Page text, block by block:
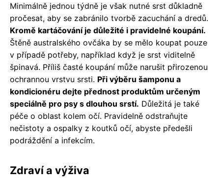
Minimálně jednou týdně je však nutné srst důkladně
pročesat, aby se zabránilo tvorbě zacuchání a dredů.
Kromě kartáčování je důležité i pravidelné koupání.
Štěně australského ovčáka by se mělo koupat pouze
v případě potřeby, například když je srst viditelně
špinavá. Příliš časté koupání může narušit přirozenou
ochrannou vrstvu srsti. Při výběru šamponu a
kondicionéru dejte přednost produktům určeným
speciálně pro psy s dlouhou srstí. Důležitá je také
péče o oblast kolem očí. Pravidelně odstraňujte
nečistoty a ospalky z koutků očí, abyste předešli
podráždění a infekcím.
Zdraví a výživa